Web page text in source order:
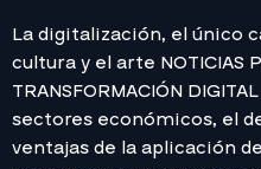
La digitalización, el único
cultura y el arte NOTICIAS
TRANSFORMACIÓN
sectores económicos, el
ventajas de la aplicación